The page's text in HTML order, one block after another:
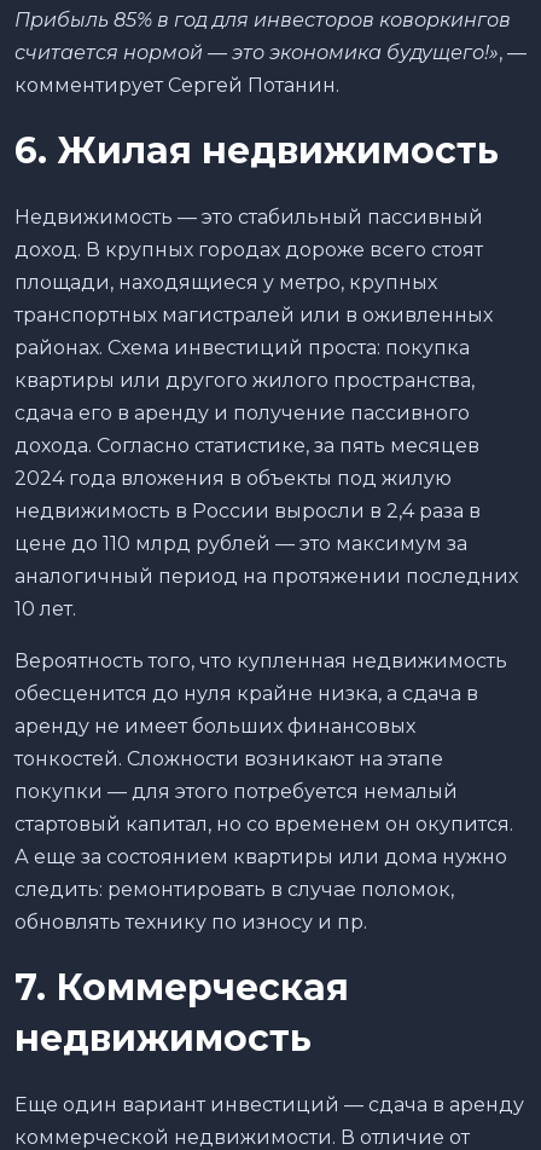
Прибыль 85% в год для инвесторов коворкингов
считается нормой — это экономика будущего!», —
комментирует Сергей Потанин.
6. Жилая недвижимость
Недвижимость — это стабильный пассивный
доход. В крупных городах дороже всего стоят
площади, находящиеся у метро, крупных
транспортных магистралей или в оживленных
районах. Схема инвестиций проста: покупка
квартиры или другого жилого пространства,
сдача его в аренду и получение пассивного
дохода. Согласно статистике, за пять месяцев
2024 года вложения в объекты под жилую
недвижимость в России выросли в 2,4 раза в
цене до 110 млрд рублей — это максимум за
аналогичный период на протяжении последних
10 лет.
Вероятность того, что купленная недвижимость
обесценится до нуля крайне низка, а сдача в
аренду не имеет больших финансовых
тонкостей. Сложности возникают на этапе
покупки — для этого потребуется немалый
стартовый капитал, но со временем он окупится.
А еще за состоянием квартиры или дома нужно
следить: ремонтировать в случае поломок,
обновлять технику по износу и пр.
7. Коммерческая
недвижимость
Еще один вариант инвестиций — сдача в аренду
коммерческой недвижимости. В отличие от